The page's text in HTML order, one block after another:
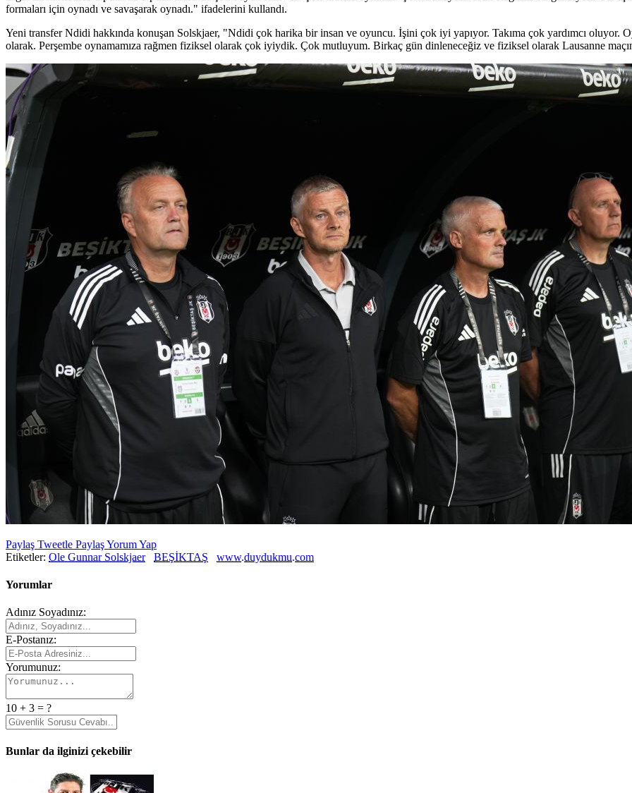
formaları için oynadı ve savaşarak oynadı." ifadelerini kullandı.
Yeni transfer Ndidi hakkında konuşan Solskjaer, "Ndidi çok harika bir insan ve oyuncu. İşini çok iyi yapıyor. Takıma çok yardımcı
olarak. Perşembe oynamamıza rağmen fiziksel olarak çok iyiydik. Çok mutluyum. Birkaç gün dinleneceğiz ve fiziksel olarak Lausanne
Paylaş Tweetle PaylaşYorum Yap
Etiketler: Ole Gunnar Solskjaer BEŞİKTAŞ www.duydukmu.com
Yorumlar
Adınız Soyadınız:
E-Postanız:
Yorumunuz:
10 + 3 = ?
Bunlar da ilginizi çekebilir